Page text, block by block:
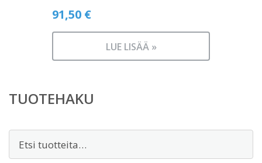
91,50 €
LUE LISÄÄ »
TUOTEHAKU